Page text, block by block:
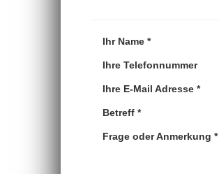
Ihr Name *
Ihre Telefonnummer
Ihre E-Mail Adresse *
Betreff *
Frage oder Anmerkung *